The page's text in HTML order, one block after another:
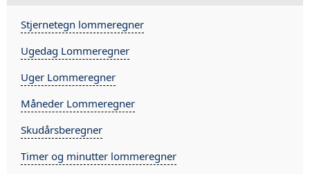
Stjernetegn lommeregner
Ugedag Lommeregner
Uger Lommeregner
Måneder Lommeregner
Skudårsberegner
Timer og minutter lommeregner